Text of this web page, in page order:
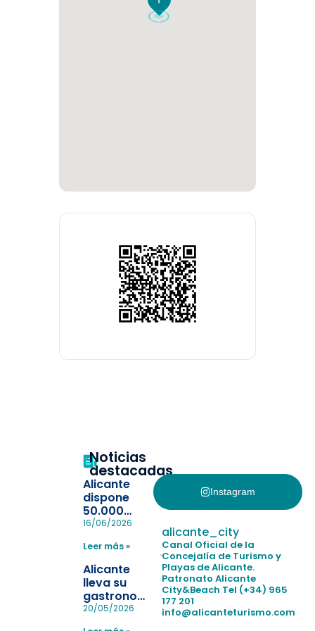
Noticias
destacadas
Alicante
dispone
50.000
pulseras
la
pérdida de niños
en las
playas y
realiza con
éxito un
16/06/2026
Leer más »
Alicante
lleva su
gastronomía
a Madrid
20/05/2026
Instagram
alicante_city
Canal Oficial de la
Concejalía de Turismo y
Playas de Alicante.
Patronato Alicante
City&Beach Tel (+34) 965
177 201
info@alicanteturismo.com